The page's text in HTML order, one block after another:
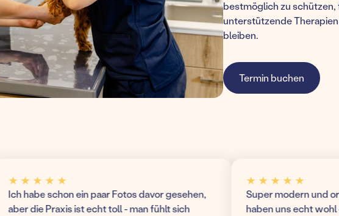
bestmöglich zu
unterstützende
bleiben.
Termin buchen
★ ★ ★ ★ ★
Ich habe schon ein paar Fotos davor gesehen,
aber die Praxis ist echt toll - man fühlt sich
★ ★ ★ ★ ★
Super modern und
haben uns echt wohl